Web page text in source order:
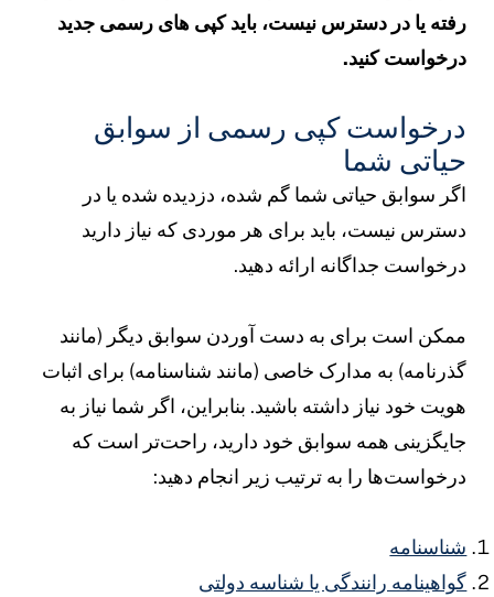
رفته یا در دسترس نیست، باید کپی های رسمی جدید
درخواست کنید.
درخواست کپی رسمی از سوابق
حیاتی شما
اگر سوابق حیاتی شما گم شده، دزدیده شده یا در
دسترس نیست، باید برای هر موردی که نیاز دارید
درخواست جداگانه ارائه دهید.
ممکن است برای به دست آوردن سوابق دیگر (مانند
گذرنامه) به مدارک خاصی (مانند شناسنامه) برای اثبات
هویت خود نیاز داشته باشید. بنابراین، اگر شما نیاز به
جایگزینی همه سوابق خود دارید، راحت‌تر است که
درخواست‌ها را به ترتیب زیر انجام دهید:
شناسنامه
گواهینامه رانندگی یا شناسه دولتی